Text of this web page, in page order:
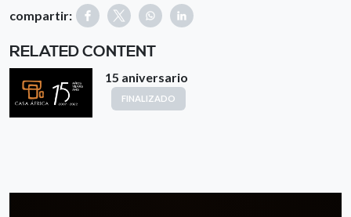
compartir:
RELATED CONTENT
15 aniversario
FINALIZADO